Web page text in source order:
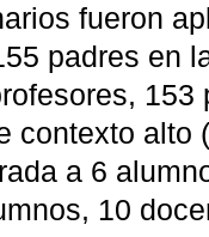
fueron
padres en
contexto alto
a 6
10